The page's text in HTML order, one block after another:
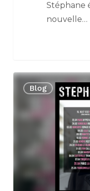
Stéphane
nouvelle…
Stéphane
annonce
« Madame
Blog